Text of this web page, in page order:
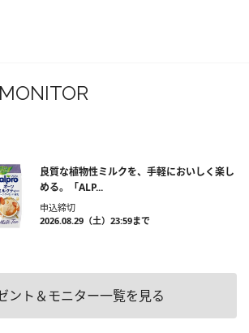
良質な植物性ミルクを、手軽においしく楽し
める。「ALP...
申込締切
2026.08.29（土）23:59まで
ント＆モニター一覧を見る